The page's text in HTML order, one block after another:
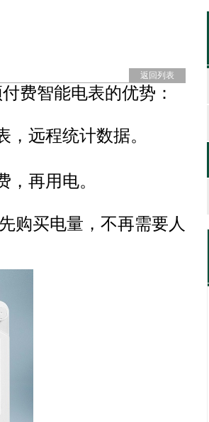
返回列表
费智能电表的优势：
远程统计数据。
再用电。
购买电量，不再需要人